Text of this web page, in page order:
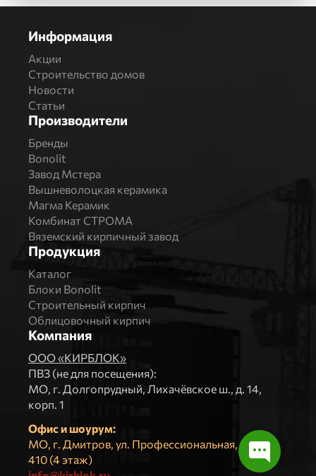
Информация
Акции
Строительство домов
Новости
Статьи
Производители
Бренды
Bonolit
Завод Мстера
Вышневолоцкая керамика
Магма Керамик
Комбинат СТРОМА
Вяземский кирпичный завод
Продукция
Каталог
Блоки Bonolit
Строительный кирпич
Облицовочный кирпич
Компания
ООО «КИРБЛОК»
ПВЗ (не для посещения):
МO, г. Долгопрудный, Лихачёвское ш., д. 14,
корп. 1
Офис и шоурум:
МО, г. Дмитров, ул. Профессиональная, д.4, оф.
410 (4 этаж)